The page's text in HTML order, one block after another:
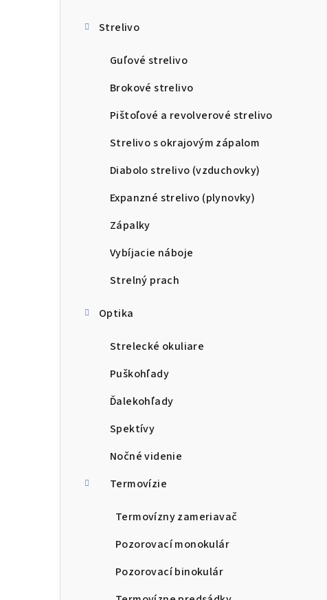
Strelivo
Guľové strelivo
Brokové strelivo
Pištoľové a revolverové strelivo
Strelivo s okrajovým zápalom
Diabolo strelivo (vzduchovky)
Expanzné strelivo (plynovky)
Zápalky
Vybíjacie náboje
Strelný prach
Optika
Strelecké okuliare
Puškohľady
Ďalekohľady
Spektívy
Nočné videnie
Termovízie
Termovízny zameriavač
Pozorovací monokulár
Pozorovací binokulár